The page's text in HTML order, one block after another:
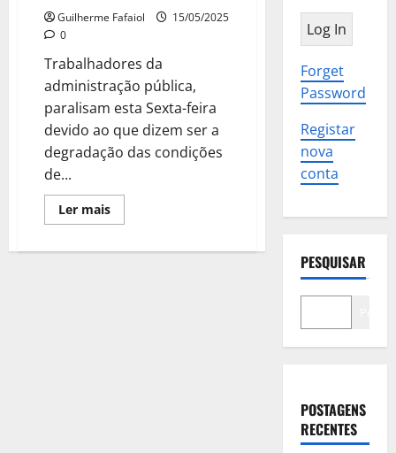
Guilherme Fafaiol
15/05/2025
0
Trabalhadores da
administração pública,
paralisam esta Sexta-feira
devido ao que dizem ser a
degradação das condições
de...
Ler maisLeia
mais
hospitais,
Forget
Password
Registar
nova
conta
PESQUISAR
POSTAGENS
RECENTES